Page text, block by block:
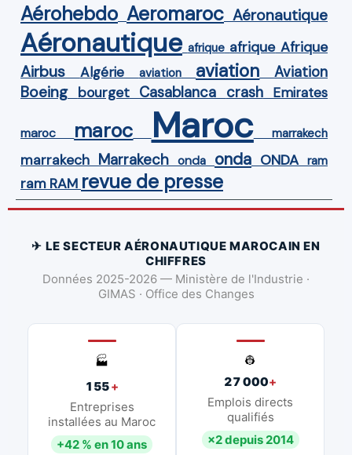
Aérohebdo Aeromaroc Aéronautique
Aéronautique afrique afrique Afrique
Airbus Algérie aviation aviation Aviation
Boeing bourget Casablanca crash Emirates
maroc maroc Maroc marrakech
marrakech Marrakech onda onda ONDA ram
ram RAM revue de presse
✈ LE SECTEUR AÉRONAUTIQUE MAROCAIN EN
CHIFFRES
Données 2025-2026 — Ministère de l'Industrie ·
GIMAS · Office des Changes
🏭
155+
Entreprises
installées au Maroc
+42 % en 10 ans
👷
27 000+
Emplois directs
qualifiés
×2 depuis 2014